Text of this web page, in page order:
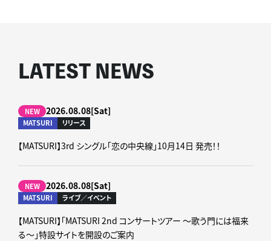
LATEST NEWS
NEW 2026.08.08[Sat]
MATSURI リリース
【MATSURI】3rd シングル「恋の中央線」10月14日 発売！！
NEW 2026.08.08[Sat]
MATSURI ライブ／イベント
【MATSURI】「MATSURI 2nd コンサートツアー ～歌う門には福来
る～」特設サイトを開設のご案内